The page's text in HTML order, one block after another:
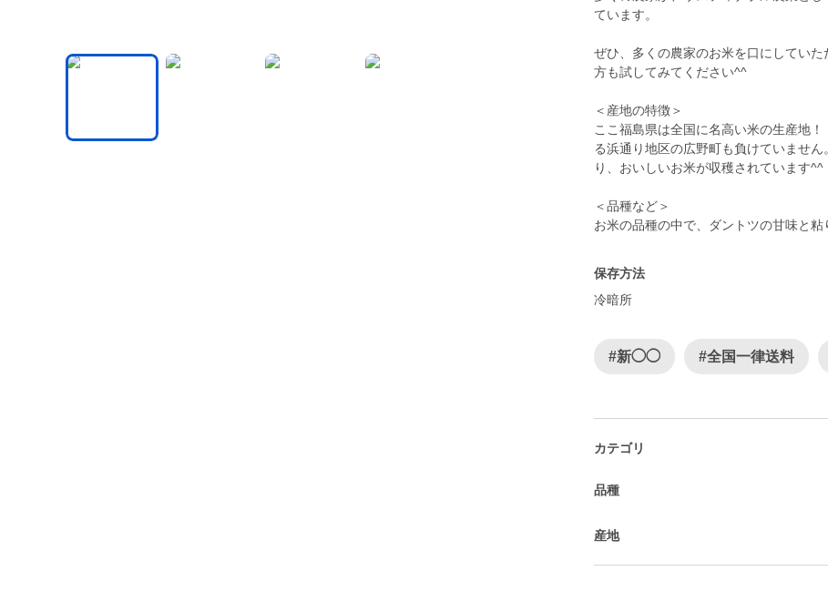
ています。
ぜひ、多くの農家のお米を口にしてい
方も試してみてください^^
＜産地の特徴＞
ここ福島県は全国に名高い米の生産地
る浜通り地区の広野町も負けていませ
り、おいしいお米が収穫されています^^
＜品種など＞
お米の品種の中で、ダントツの甘味と
保存方法
冷暗所
#新◯◯ #全国一律送料
カテゴリ
品種
産地